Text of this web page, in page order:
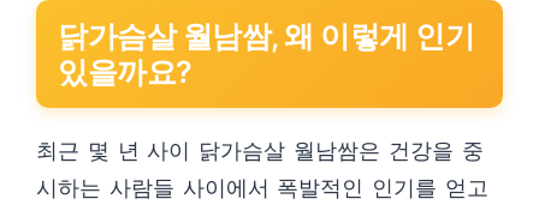
닭가슴살 월남쌈, 왜 이렇게 인기
있을까요?
최근 몇 년 사이 닭가슴살 월남쌈은 건강을 중
시하는 사람들 사이에서 폭발적인 인기를 얻고